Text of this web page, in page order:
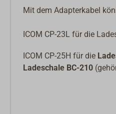
Mit dem Adapterkabel
ICOM CP-23L für die
ICOM CP-25H für die
Ladeschale BC-210